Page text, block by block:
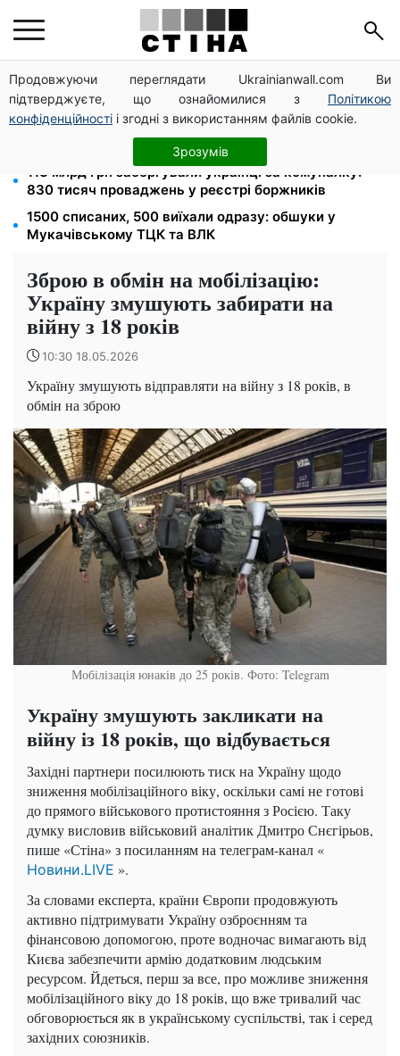
Продовжуючи переглядати Ukrainianwall.com Ви
підтверджуєте, що ознайомилися з Політикою
конфіденційності і згодні з використанням файлів cookie.
Зрозумів
100 000 грн за 18 місяців: Укрзалізниця скасувала
щомісячні виплати мобілізованим
120 грн на день лише на дорогу: кияни масово
звільняються через тариф 30 грн за проїзд
113 млрд грн заборгували українці за комуналку:
830 тисяч проваджень у реєстрі боржників
1500 списаних, 500 виїхали одразу: обшуки у
Мукачівському ТЦК та ВЛК
Зброю в обмін на мобілізацію:
Україну змушують забирати на
війну з 18 років
10:30 18.05.2026
Україну змушують відправляти на війну з 18 років, в
обмін на зброю
Мобілізація юнаків до 25 років. Фото: Telegram
Україну змушують закликати на
війну із 18 років, що відбувається
Західні партнери посилюють тиск на Україну щодо
зниження мобілізаційного віку, оскільки самі не готові
до прямого військового протистояння з Росією. Таку
думку висловив військовий аналітик Дмитро Снєгірьов,
пише «Стіна» з посиланням на телеграм-канал «
Новини.LIVE ».
За словами експерта, країни Європи продовжують
активно підтримувати Україну озброєнням та
фінансовою допомогою, проте водночас вимагають від
Києва забезпечити армію додатковим людським
ресурсом. Йдеться, перш за все, про можливе зниження
мобілізаційного віку до 18 років, що вже тривалий час
обговорюється як в українському суспільстві, так і серед
західних союзників.